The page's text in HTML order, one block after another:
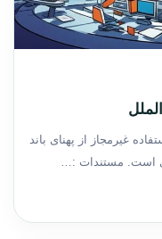
غیرمجاز از پهنای باند
است. مستندات :…